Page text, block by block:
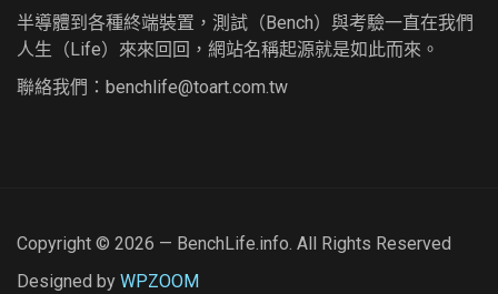
半導體到各種終端裝置，測試（Bench）與考驗一直在我們
人生（Life）來來回回，網站名稱起源就是如此而來。
聯絡我們： benchlife@toart.com.tw
Copyright © 2026 — BenchLife.info. All Rights Reserved
Designed by WPZOOM